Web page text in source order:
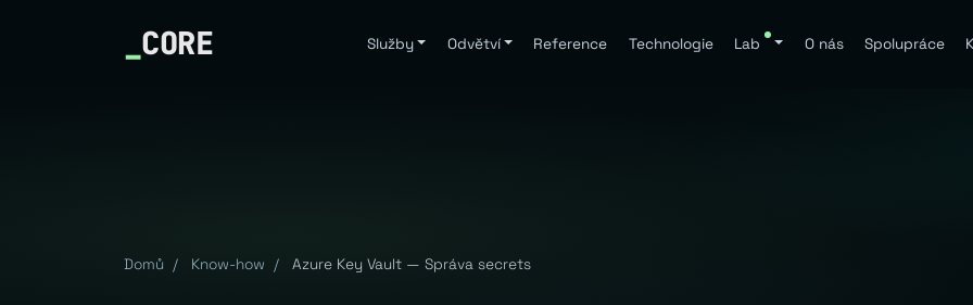
_CORE Služby Odvětví Reference Technologie Lab O nás Spolupráce
Domů / Know-how / Azure Key Vault — Správa secrets